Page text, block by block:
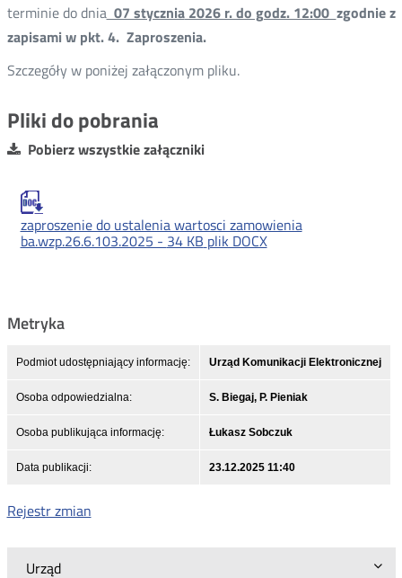
Urząd
terminie do dnia07 stycznia2026 r. do godz. 12:00 zgodnie z
zapisami w pkt. 4. Zaproszenia.
Szczegóły w poniżej załączonym pliku.
Pliki do pobrania
Pobierz wszystkie załączniki
zaproszenie do ustalenia wartosci zamowienia
ba.wzp.26.6.103.2025 - 34 KB plik DOCX
Metryka
Podmiot udostępniający informację: Urząd Komunikacji Elektronicznej
Osoba odpowiedzialna: S. Biegaj, P. Pieniak
Osoba publikująca informację: Łukasz Sobczuk
Data publikacji: 23.12.2025 11:40
Rejestr zmian